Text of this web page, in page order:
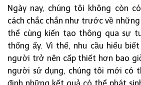
Ngày nay, chúng tôi không còn
cách chắc chắn như trước về
thể cùng kiến tạo thông qua sự
thống ấy. Vì thế, nhu cầu hiểu
người trở nên cấp thiết hơn bao
người sử dụng, chúng tôi mới có